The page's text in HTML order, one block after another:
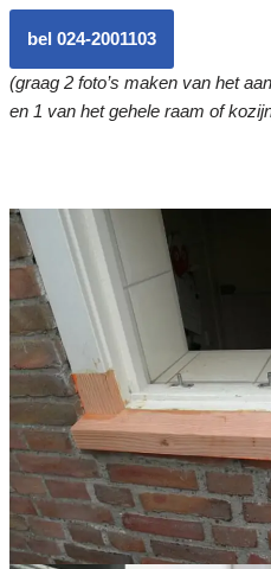
bel 024-2001103
(graag 2 foto’s maken van het
en 1 van het gehele raam of